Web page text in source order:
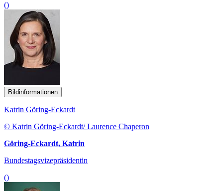
()
Bildinformationen
Katrin Göring-Eckardt
© Katrin Göring-Eckardt/ Laurence Chaperon
Göring-Eckardt, Katrin
Bundestagsvizepräsidentin
()